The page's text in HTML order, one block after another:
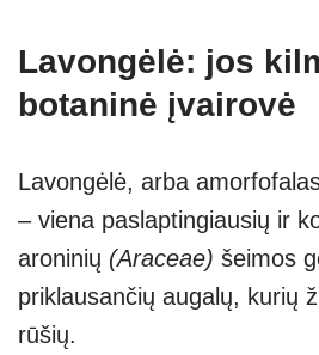
Lavongėlė: jos
botaninė įvairovė
Lavongėlė, arba
– viena paslaptingiausių ir
aroninių (Araceae) šeimos
priklausančių augalų, kurių
rūšių.